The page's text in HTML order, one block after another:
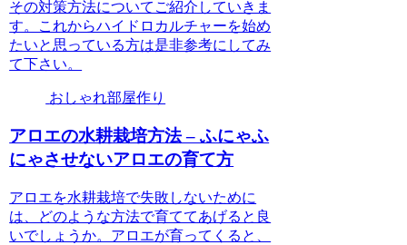
その対策方法についてご紹介していきま
す。これからハイドロカルチャーを始め
たいと思っている方は是非参考にしてみ
て下さい。
おしゃれ部屋作り
アロエの水耕栽培方法 – ふにゃふ
にゃさせないアロエの育て方
アロエを水耕栽培で失敗しないために
は、どのような方法で育ててあげると良
いでしょうか。アロエが育ってくると、